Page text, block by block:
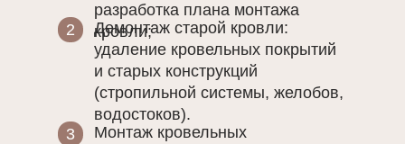
разработка плана монтажа
кровли;
Демонтаж старой кровли:
удаление кровельных покрытий
и старых конструкций
(стропильной системы, желобов,
водостоков).
2
Монтаж кровельных
3